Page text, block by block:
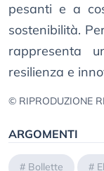
pesanti e a
sostenibilità.
rappresenta
resilienza e
© RIPRODUZIONE
ARGOMENTI
# Bollette #